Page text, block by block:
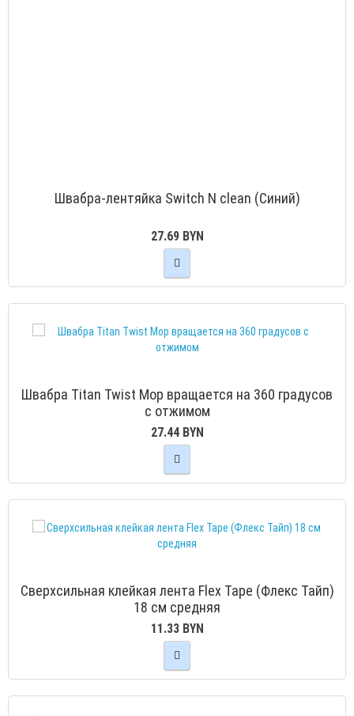
Швабра-лентяйка Switch N clean (Синий)
27.69 BYN
Швабра Titan Twist Mop вращается на 360 градусов
с отжимом
27.44 BYN
Сверхсильная клейкая лента Flex Tape (Флекс Тайп)
18 см средняя
11.33 BYN